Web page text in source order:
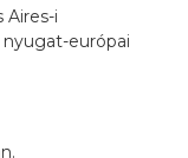
Aires-i
európai